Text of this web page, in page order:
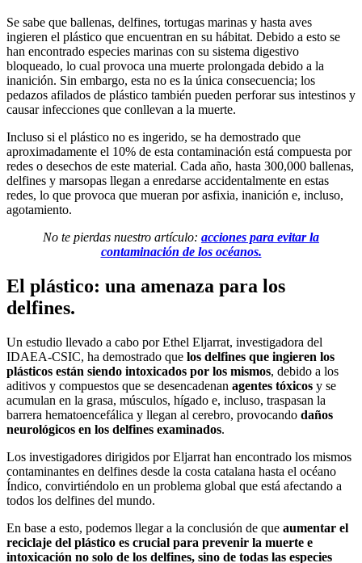
Se sabe que ballenas, delfines, tortugas marinas y hasta aves
ingieren el plástico que encuentran en su hábitat. Debido a esto se
han encontrado especies marinas con su sistema digestivo
bloqueado, lo cual provoca una muerte prolongada debido a la
inanición. Sin embargo, esta no es la única consecuencia; los
pedazos afilados de plástico también pueden perforar sus intestinos y
causar infecciones que conllevan a la muerte.
Incluso si el plástico no es ingerido, se ha demostrado que
aproximadamente el 10% de esta contaminación está compuesta por
redes o desechos de este material. Cada año, hasta 300,000 ballenas,
delfines y marsopas llegan a enredarse accidentalmente en estas
redes, lo que provoca que mueran por asfixia, inanición e, incluso,
agotamiento.
No te pierdas nuestro artículo: acciones para evitar la
contaminación de los océanos.
El plástico: una amenaza para los
delfines.
Un estudio llevado a cabo por Ethel Eljarrat, investigadora del
IDAEA-CSIC, ha demostrado que los delfines que ingieren los
plásticos están siendo intoxicados por los mismos, debido a los
aditivos y compuestos que se desencadenan agentes tóxicos y se
acumulan en la grasa, músculos, hígado e, incluso, traspasan la
barrera hematoencefálica y llegan al cerebro, provocando daños
neurológicos en los delfines examinados.
Los investigadores dirigidos por Eljarrat han encontrado los mismos
contaminantes en delfines desde la costa catalana hasta el océano
Índico, convirtiéndolo en un problema global que está afectando a
todos los delfines del mundo.
En base a esto, podemos llegar a la conclusión de que aumentar el
reciclaje del plástico es crucial para prevenir la muerte e
intoxicación no solo de los delfines, sino de todas las especies